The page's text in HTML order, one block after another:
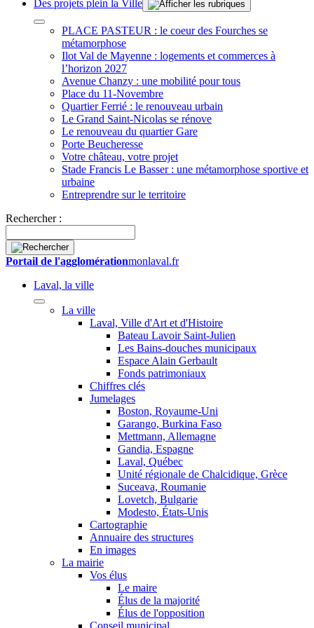
Des projets plein la Ville
PLACE PASTEUR : le coeur des Fourches se
métamorphose
Ilot Val de Mayenne : logements et commerces à
l’horizon 2027
Avenue Chanzy : une mobilité pour tous
Place du 11-Novembre
Quartier Ferrié : le renouveau urbain
Le Grand Saint-Nicolas se rénove
Le renouveau du quartier Gare
Porte Beucheresse
Votre château, votre projet
Stade Francis Le Basser : une métamorphose sportive et
urbaine
Entreprendre sur le territoire
Rechercher :
Portail de l'agglomérationmonlaval.fr
Laval, la ville
La ville
Laval, Ville d'Art et d'Histoire
Bateau Lavoir Saint-Julien
Les Bains-douches municipaux
Espace Alain Gerbault
Fonds patrimoniaux
Chiffres clés
Jumelages
Boston, Royaume-Uni
Garango, Burkina Faso
Mettmann, Allemagne
Gandia, Espagne
Laval, Québec
Unité régionale de Chalcidique, Grèce
Suceava, Roumanie
Lovetch, Bulgarie
Modesto, États-Unis
Cartographie
Annuaire des structures
En images
La mairie
Vos élus
Le maire
Élus de la majorité
Élus de l'opposition
Conseil municipal